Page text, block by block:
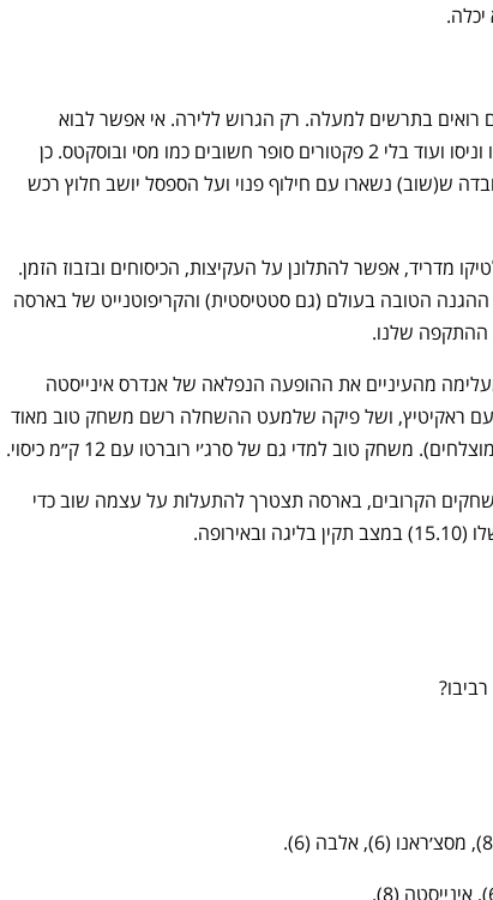
רואים בתרשים למעלה. רק הגרוש ללירה. אי אפשר לבוא
בטענות לשחקנים שניסו וניסו ועוד בלי 2 פקטורים סופר חשובים כמו מסי ובוסקטס. כן
ש(שוב) נשארו עם חילוף פנוי ועל הספסל יושב חלוץ רכש
מדריד, אפשר להתלונן על העקיצות, הכיסוחים ובזבוז הזמן.
הטובה בעולם (גם סטטיסטית) והקריפוטנייט של בארסה
שלנו.
מהעיניים את ההופעה הנפלאה של אנדרס אינייסטה
ראקיטיץ, ושל פיקה שלמעט ההשחלה רשם משחק טוב מאוד
לפחות ב-3 המשחקים הקרובים, בארסה תצטרך להתעלות על עצמה שוב כדי